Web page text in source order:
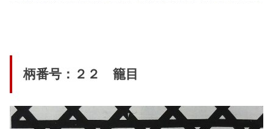
柄番号：２２ 籠目